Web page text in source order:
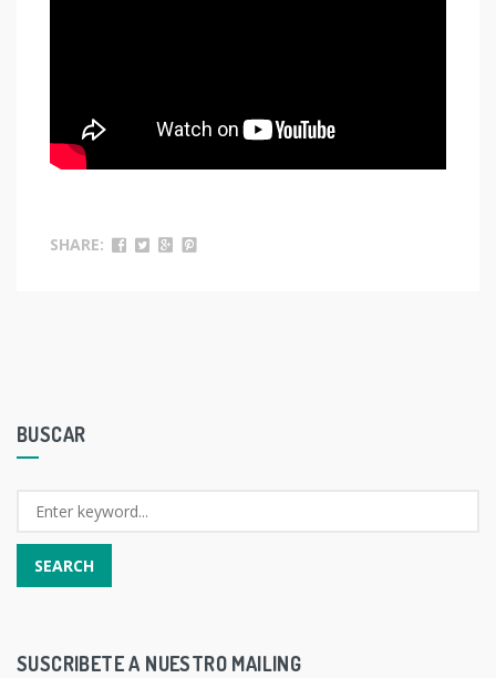
SHARE:
BUSCAR
SUSCRIBETE A NUESTRO MAILING